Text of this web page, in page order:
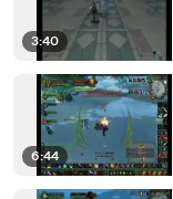
3:40
6:44